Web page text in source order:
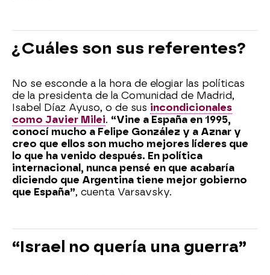
¿Cuáles son sus referentes?
No se esconde a la hora de elogiar las políticas
de la presidenta de la Comunidad de Madrid,
Isabel Díaz Ayuso, o de sus incondicionales
como Javier Milei. “Vine a España en 1995,
conocí mucho a Felipe González y a Aznar y
creo que ellos son mucho mejores líderes que
lo que ha venido después. En política
internacional, nunca pensé en que acabaría
diciendo que Argentina tiene mejor gobierno
que España”, cuenta Varsavsky.
“Israel no quería una guerra”